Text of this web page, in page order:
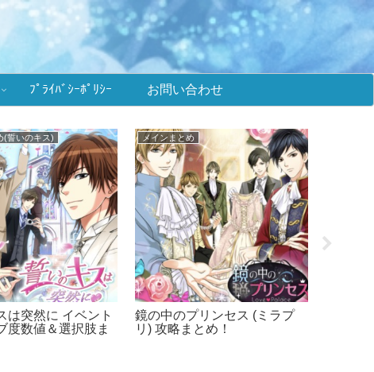
ﾌﾟﾗｲﾊﾞｼｰﾎﾟﾘｼｰ お問い合わせ
誓いのキス)
は突然に イベント
度数値＆選択肢ま
メインまとめ
鏡の中のプリンセス (ミラプ
リ) 攻略まとめ！